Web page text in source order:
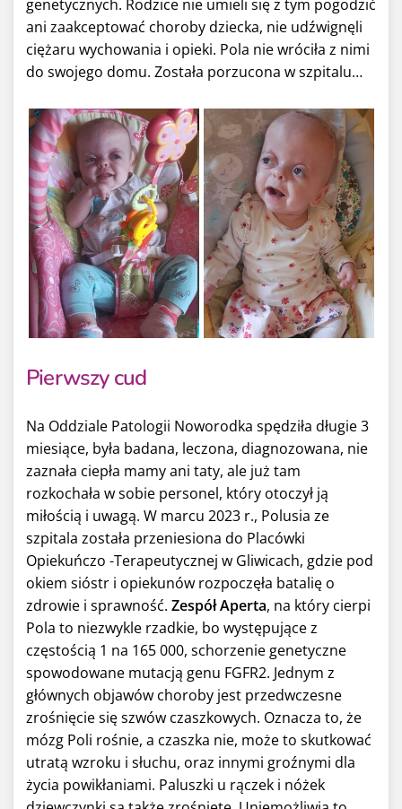
genetycznych. Rodzice nie umieli się z tym pogodzić
ani zaakceptować choroby dziecka, nie udźwignęli
ciężaru wychowania i opieki. Pola nie wróciła z nimi
do swojego domu. Została porzucona w szpitalu…
Pierwszy cud
Na Oddziale Patologii Noworodka spędziła długie 3
miesiące, była badana, leczona, diagnozowana, nie
zaznała ciepła mamy ani taty, ale już tam
rozkochała w sobie personel, który otoczył ją
miłością i uwagą. W marcu 2023 r., Polusia ze
szpitala została przeniesiona do Placówki
Opiekuńczo -Terapeutycznej w Gliwicach, gdzie pod
okiem sióstr i opiekunów rozpoczęła batalię o
zdrowie i sprawność. Zespół Aperta, na który cierpi
Pola to niezwykle rzadkie, bo występujące z
częstością 1 na 165 000, schorzenie genetyczne
spowodowane mutacją genu FGFR2. Jednym z
głównych objawów choroby jest przedwczesne
zrośnięcie się szwów czaszkowych. Oznacza to, że
mózg Poli rośnie, a czaszka nie, może to skutkować
utratą wzroku i słuchu, oraz innymi groźnymi dla
życia powikłaniami. Paluszki u rączek i nóżek